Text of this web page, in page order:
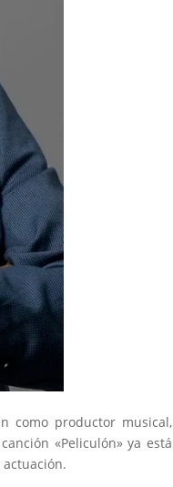
como productor musical,
«Peliculón» ya está